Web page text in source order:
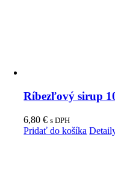
Ríbezľový sirup
6,80€ s DPH
Pridať do košíka